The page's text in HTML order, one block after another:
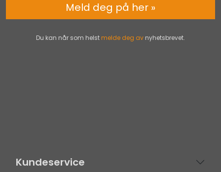
Kundeservice
Du kan når som helst melde deg av nyhetsbrevet.
Meld deg på her »